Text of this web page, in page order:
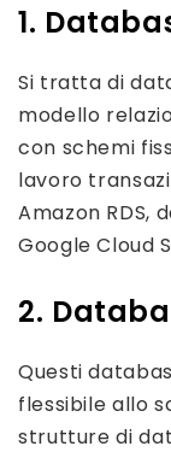
1.
Si tratta di
modello
con schemi
lavoro
Amazon RDS,
Google Cloud
2.
Questi
flessibile allo
strutture di